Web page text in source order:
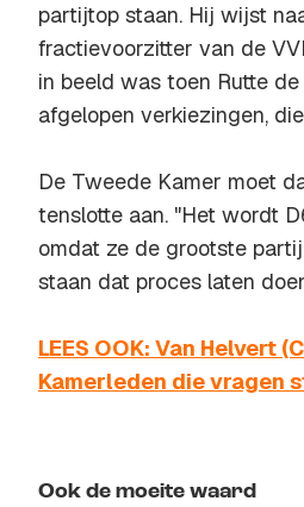
partijtop staan. Hij wijst
fractievoorzitter van de
in beeld was toen Rutte
afgelopen verkiezingen,
De Tweede Kamer moet
tenslotte aan. "Het wordt
omdat ze de grootste
staan dat proces laten
LEES OOK: Van Helvert
Kamerleden die vragen
Ook de moeite waard